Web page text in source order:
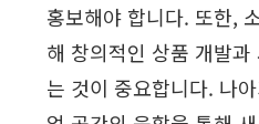
홍보해야 합니다. 또한,
해 창의적인 상품 개발
는 것이 중요합니다. 나